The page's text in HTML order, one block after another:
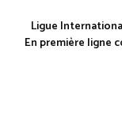
Ligue
En première ligne